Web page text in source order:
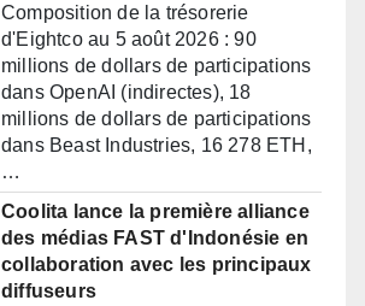
Composition de la trésorerie
d'Eightco au 5 août 2026 : 90
millions de dollars de participations
dans OpenAI (indirectes), 18
millions de dollars de participations
dans Beast Industries, 16 278 ETH,
…
Coolita lance la première alliance
des médias FAST d'Indonésie en
collaboration avec les principaux
diffuseurs